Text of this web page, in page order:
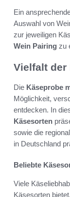
Ein
Auswahl von
zur jeweiligen
Wein Pairing zu
Vielfalt der
Die Käseprobe
Möglichkeit,
entdecken. In
Käsesorten
sowie die
in Deutschland
Beliebte
Viele
Käsesorten bietet.